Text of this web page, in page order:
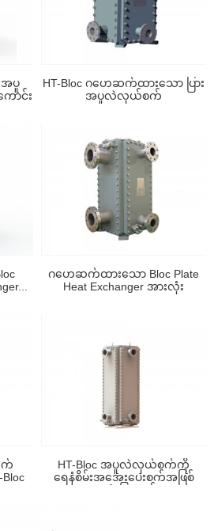
အပူ
ာင်း
HT-Bloc ဂဟေဆက်ထားသော ပြား
အပူလဲလှယ်စက်
ဂဟေဆက်ထားသော Bloc Plate
Heat Exchanger အားလုံး
က်
HT-Bloc အပူလဲလှယ်စက်ကို
ရေနံစိမ်းအအေးပေးစက်အဖြစ်